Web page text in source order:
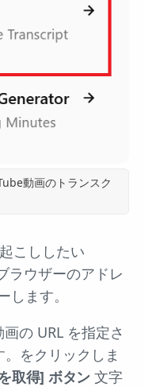
動画のトランスク
こししたい
ラウザーのアドレ
します。
の URL を指定さ
をクリックしま
取得] ボタン 文字